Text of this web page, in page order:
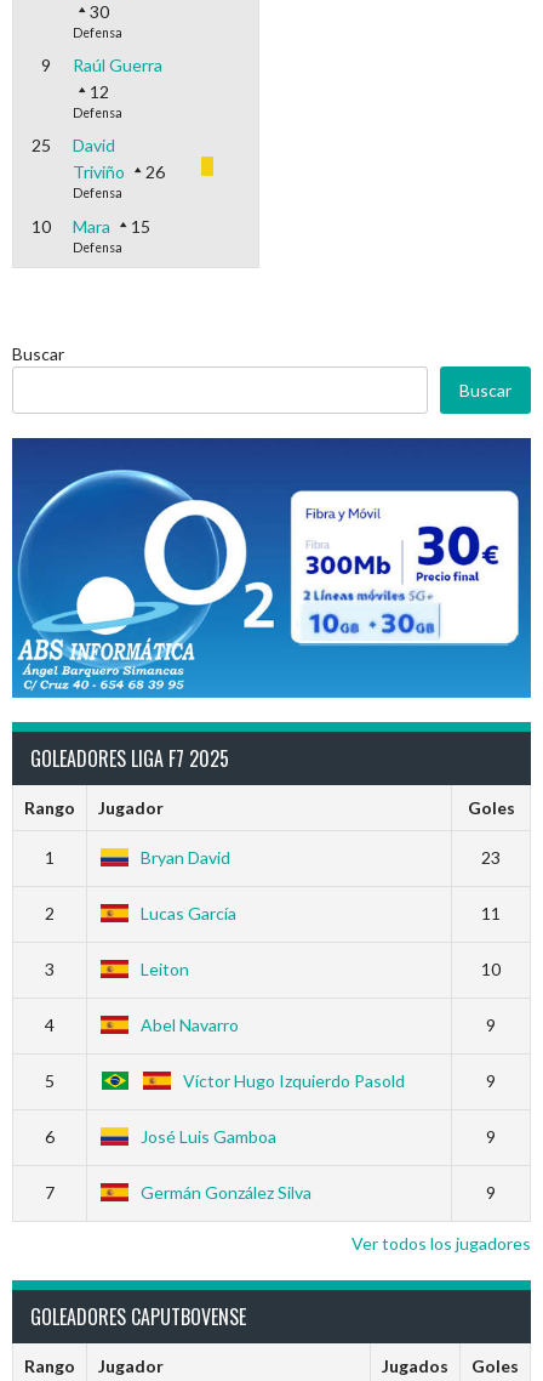
30
Defensa
9
Raúl Guerra
12
Defensa
25
David
Triviño
26
Defensa
10 Mara 15
Defensa
Buscar
Buscar
GOLEADORES LIGA F7 2025
Rango Jugador Goles
1 Bryan David 23
2 Lucas García 11
3 Leiton 10
4 Abel Navarro 9
5 Víctor Hugo Izquierdo Pasold 9
6 José Luis Gamboa 9
7 Germán González Silva 9
Ver todos los jugadores
GOLEADORES CAPUTBOVENSE
Rango Jugador Jugados Goles